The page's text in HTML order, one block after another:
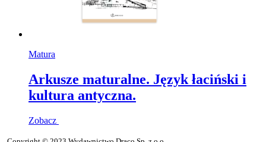
Matura
Arkusze maturalne. Język łaciński i
kultura antyczna.
Zobacz